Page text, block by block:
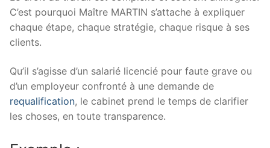
C’est pourquoi Maître MARTIN s’attache à expliquer
chaque étape, chaque stratégie, chaque risque à ses
clients.
Qu’il s’agisse d’un salarié licencié pour faute grave ou
d’un employeur confronté à une demande de
requalification, le cabinet prend le temps de clarifier
les choses, en toute transparence.